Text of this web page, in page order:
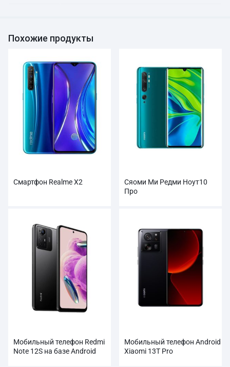
Похожие продукты
Смартфон Realme X2
Сяоми Ми Редми Ноут10
Про
Мобильный телефон Redmi
Note 12S на базе Android
Мобильный телефон Android
Xiaomi 13T Pro